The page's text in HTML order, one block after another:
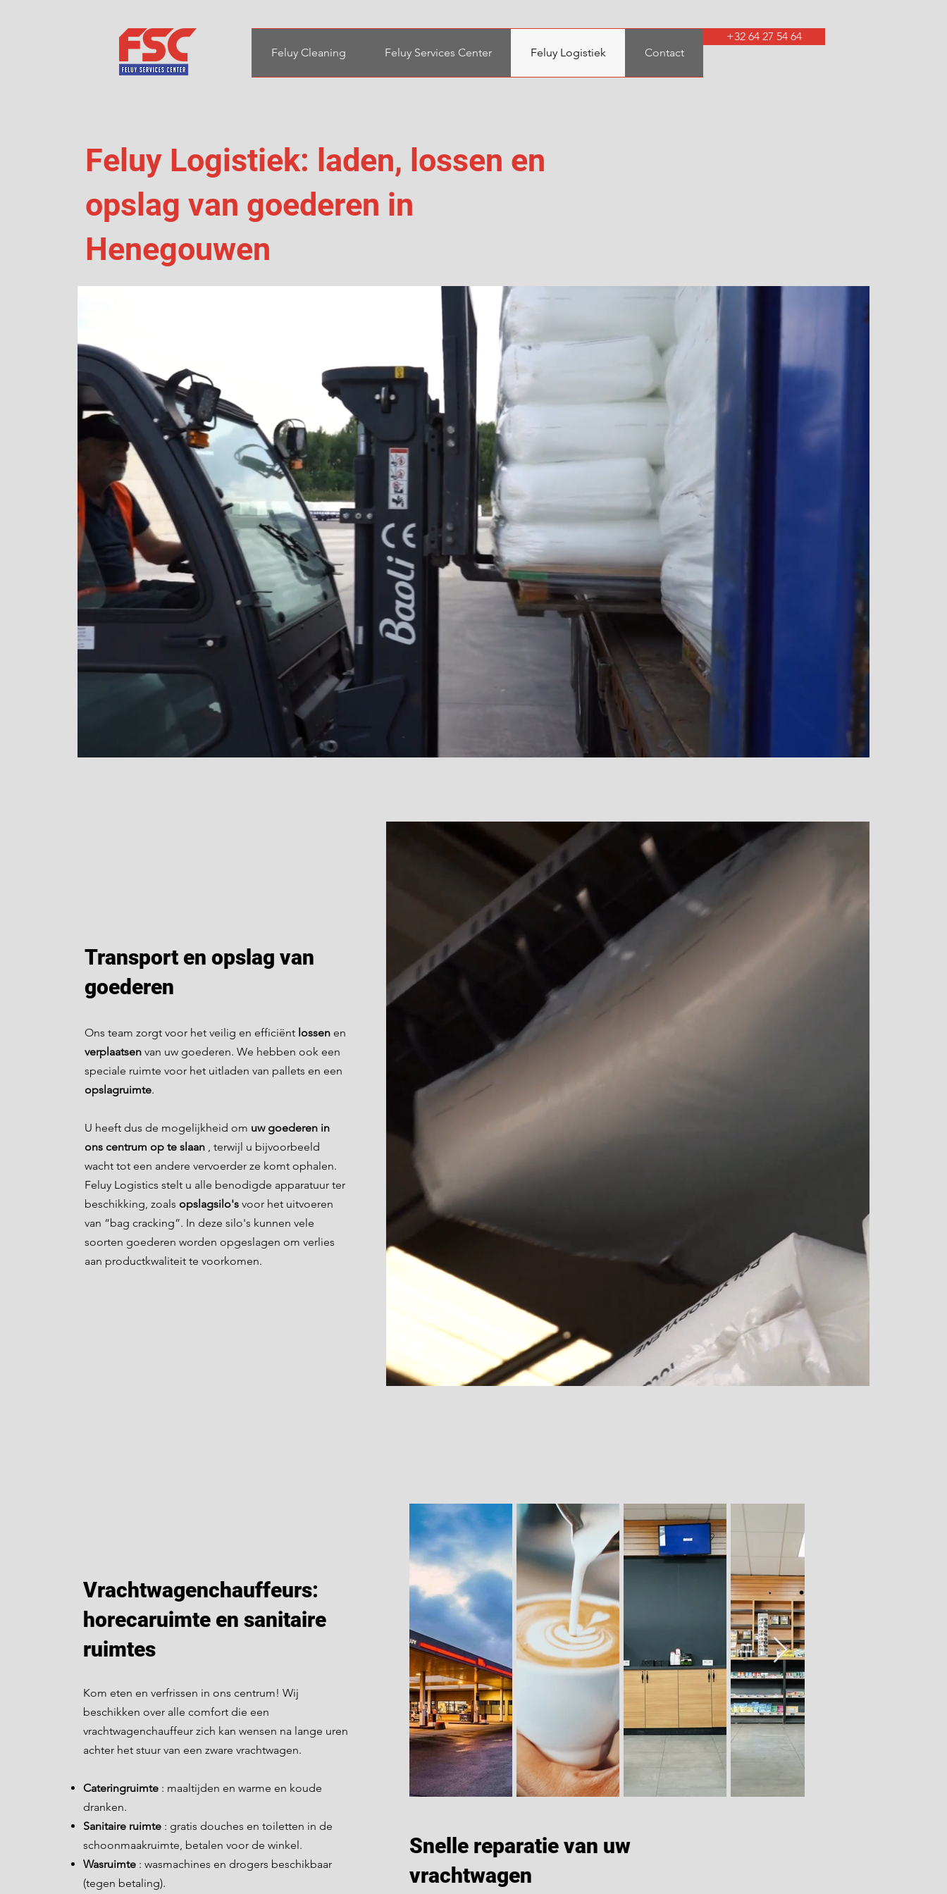
Feluy Cleaning Feluy Services Center Feluy Logistiek Contact
+32 64 27 54 64
Feluy Logistiek: laden, lossen en
opslag van goederen in
Henegouwen
Transport en opslag van
goederen
Ons team zorgt voor het veilig en efficiënt lossen en
verplaatsen van uw goederen. We hebben ook een
speciale ruimte voor het uitladen van pallets en een
opslagruimte.
U heeft dus de mogelijkheid om uw goederen in
ons centrum op te slaan , terwijl u bijvoorbeeld
wacht tot een andere vervoerder ze komt ophalen.
Feluy Logistics stelt u alle benodigde apparatuur ter
beschikking, zoals opslagsilo's voor het uitvoeren
van “bag cracking”. In deze silo's kunnen vele
soorten goederen worden opgeslagen om verlies
aan productkwaliteit te voorkomen.
Vrachtwagenchauffeurs:
horecaruimte en sanitaire
ruimtes
Kom eten en verfrissen in ons centrum! Wij
beschikken over alle comfort die een
vrachtwagenchauffeur zich kan wensen na lange uren
achter het stuur van een zware vrachtwagen.
Cateringruimte : maaltijden en warme en koude
dranken.
Sanitaire ruimte : gratis douches en toiletten in de
schoonmaakruimte, betalen voor de winkel.
Wasruimte : wasmachines en drogers beschikbaar
(tegen betaling).
Snelle reparatie van uw
vrachtwagen